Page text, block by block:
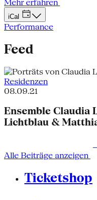
Mehr erfahren
iCal
Performance
Feed
Residenzen
08.09.21
Ensemble Claudia
Lichtblau &
Alle Beiträge anzeigen
Ticketshop